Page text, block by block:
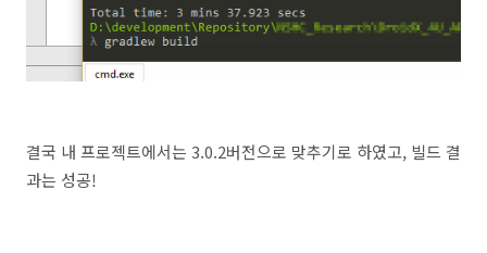
결국 내 프로젝트에서는 3.0.2버전으로 맞추기로 하였고, 빌드 결
과는 성공!